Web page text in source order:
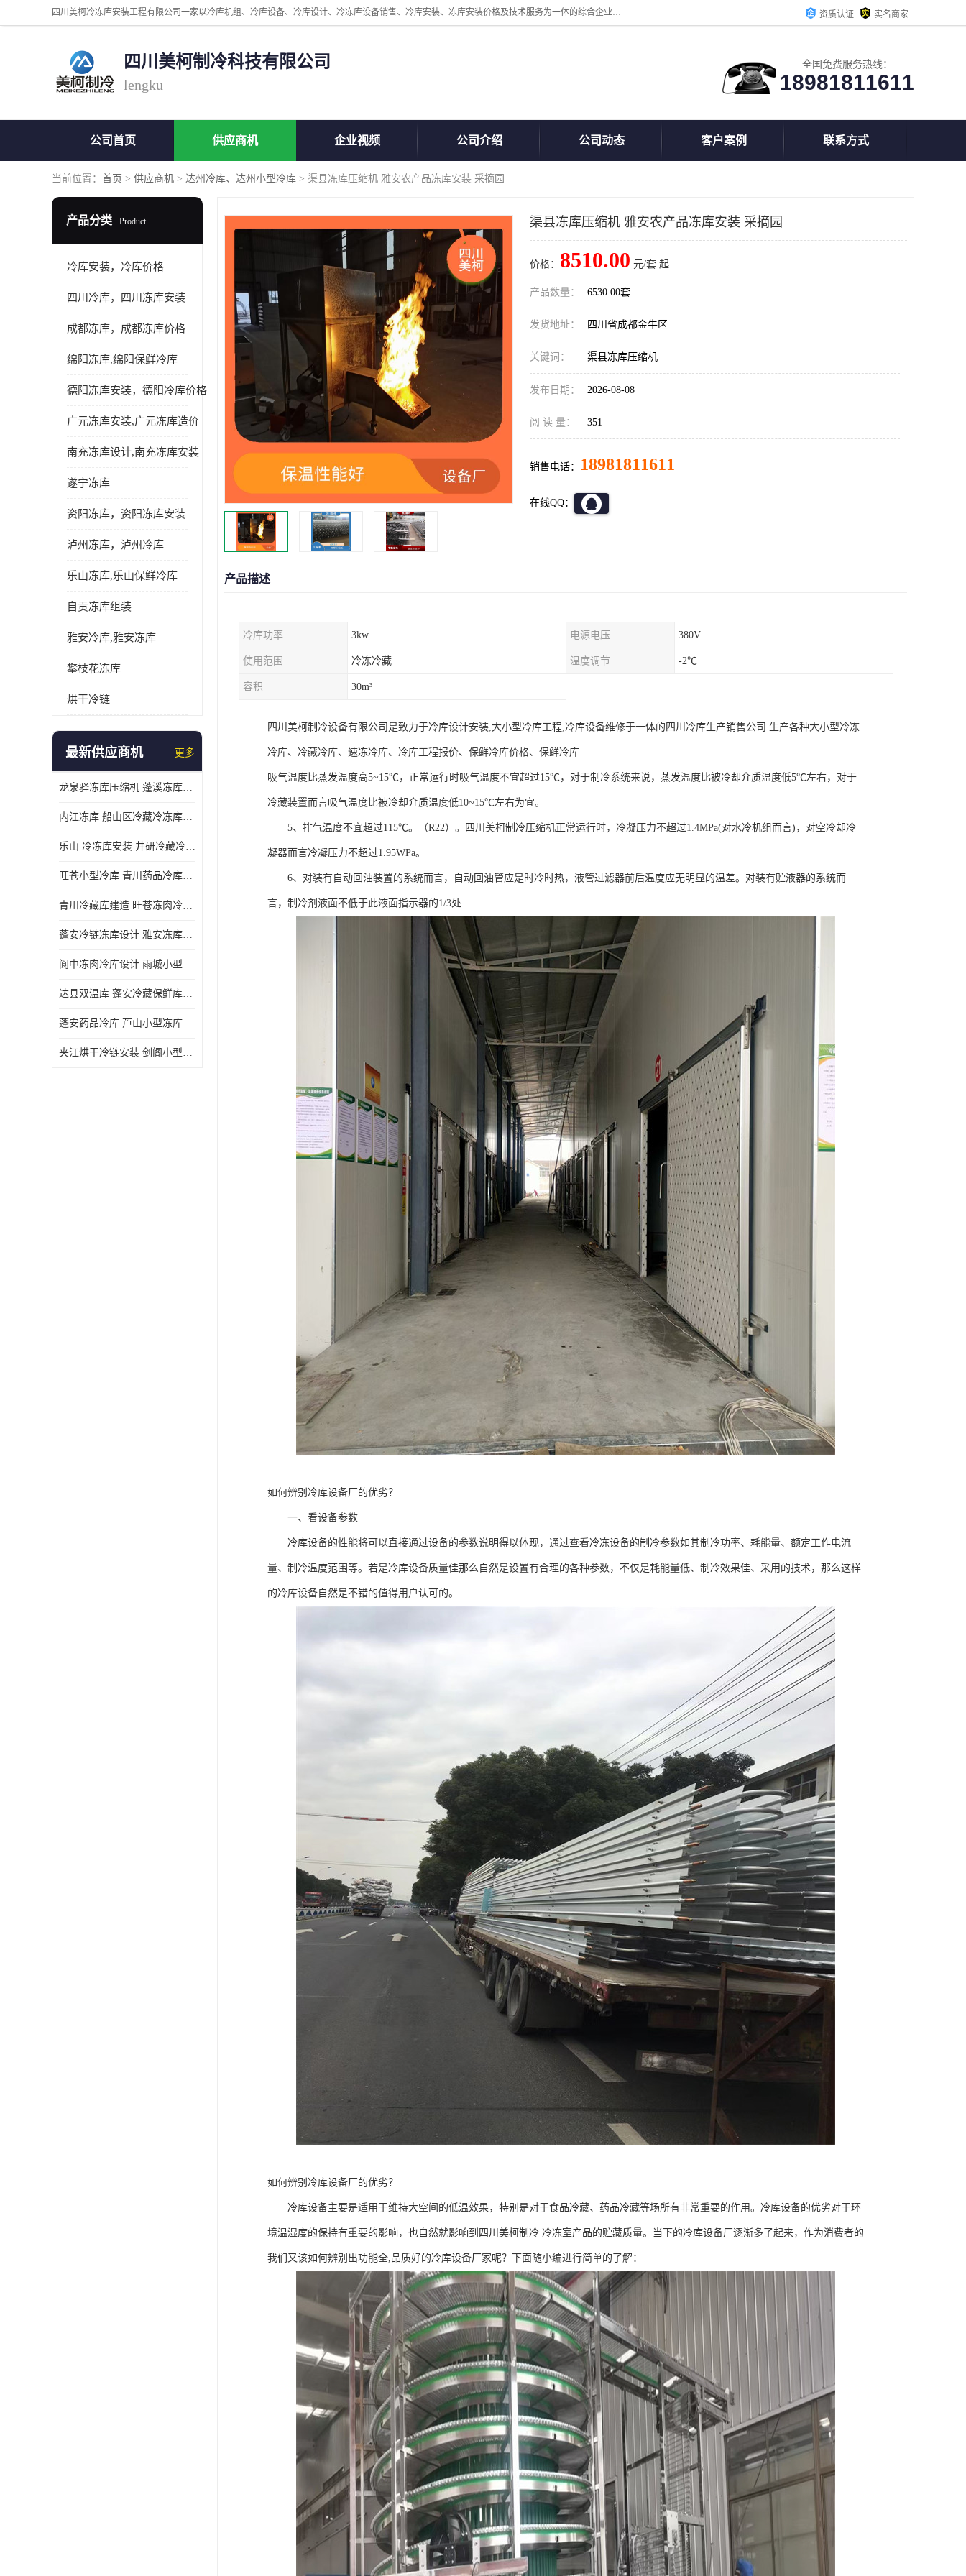
四川美柯冷冻库安装工程有限公司一家以冷库机组、冷库设备、冷库设计、冷冻库设备销售、冷库安装、冻库安装价格及技术服务为一体的综合企业，咨询热线：同等设备材料优惠10% 。公司各种类型安装组合式冷库、冷冻库、冷藏库、气调保鲜库、并提供成套设备供应、安装与调试、维护与维修、技术咨询、操作维修人员技术培训等 资质认证 实名商家
四川美柯制冷科技有限公司
lengku
全国免费服务热线：
18981811611
公司首页 供应商机 企业视频 公司介绍 公司动态 客户案例 联系方式
当前位置： 首页 > 供应商机 > 达州冷库、达州小型冷库 > 渠县冻库压缩机 雅安农产品冻库安装 采摘园
产品分类 Product
冷库安装，冷库价格
四川冷库，四川冻库安装
成都冻库，成都冻库价格
绵阳冻库,绵阳保鲜冷库
德阳冻库安装，德阳冷库价格
广元冻库安装,广元冻库造价
南充冻库设计,南充冻库安装
遂宁冻库
资阳冻库，资阳冻库安装
泸州冻库，泸州冷库
乐山冻库,乐山保鲜冷库
自贡冻库组装
雅安冷库,雅安冻库
攀枝花冻库
烘干冷链
最新供应商机 更多
龙泉驿冻库压缩机 蓬溪冻库冷风机价格
内江冻库 船山区冷藏冷冻库安装
乐山 冷冻库安装 井研冷藏冷冻库设备 报价表
旺苍小型冷库 青川药品冷库设备 设计方案
青川冷藏库建造 旺苍冻肉冷库安装 报价表
蓬安冷链冻库设计 雅安冻库保温板安装 采摘园
阆中冻肉冷库设计 雨城小型冷库设计 农产品基地
达县双温库 蓬安冷藏保鲜库设计 报价表
蓬安药品冷库 芦山小型冻库安装 报价表
夹江烘干冷链安装 剑阁小型冷库安装 设计方案
渠县冻库压缩机 雅安农产品冻库安装 采摘园
价格： 8510.00 元/套 起
产品数量： 6530.00套
发货地址： 四川省成都金牛区
关键词： 渠县冻库压缩机
发布日期： 2026-08-08
阅 读 量： 351
销售电话： 18981811611
在线QQ：
产品描述
冷库功率 3kw 电源电压 380V
使用范围 冷冻冷藏 温度调节 -2℃
容积 30m³
四川美柯制冷设备有限公司是致力于冷库设计安装,大小型冷库工程,冷库设备维修于一体的四川冷库生产销售公司.生产各种大小型冷冻
冷库、冷藏冷库、速冻冷库、冷库工程报价、保鲜冷库价格、保鲜冷库
吸气温度比蒸发温度高5~15℃，正常运行时吸气温度不宜超过15℃，对于制冷系统来说，蒸发温度比被冷却介质温度低5℃左右，对于
冷藏装置而言吸气温度比被冷却介质温度低10~15℃左右为宜。
5、排气温度不宜超过115℃。（R22）。四川美柯制冷压缩机正常运行时，冷凝压力不超过1.4MPa(对水冷机组而言)，对空冷却冷
凝器而言冷凝压力不超过1.95WPa。
6、对装有自动回油装置的系统而言，自动回油管应是时冷时热，液管过滤器前后温度应无明显的温差。对装有贮液器的系统而
言，制冷剂液面不低于此液面指示器的1/3处
如何辨别冷库设备厂的优劣？
一、看设备参数
冷库设备的性能将可以直接通过设备的参数说明得以体现，通过查看冷冻设备的制冷参数如其制冷功率、耗能量、额定工作电流
量、制冷温度范围等。若是冷库设备质量佳那么自然是设置有合理的各种参数，不仅是耗能量低、制冷效果佳、采用的技术，那么这样
的冷库设备自然是不错的值得用户认可的。
如何辨别冷库设备厂的优劣？
冷库设备主要是适用于维持大空间的低温效果，特别是对于食品冷藏、药品冷藏等场所有非常重要的作用。冷库设备的优劣对于环
境温湿度的保持有重要的影响，也自然就影响到四川美柯制冷 冷冻室产品的贮藏质量。当下的冷库设备厂逐渐多了起来，作为消费者的
我们又该如何辨别出功能全,品质好的冷库设备厂家呢？下面随小编进行简单的了解：